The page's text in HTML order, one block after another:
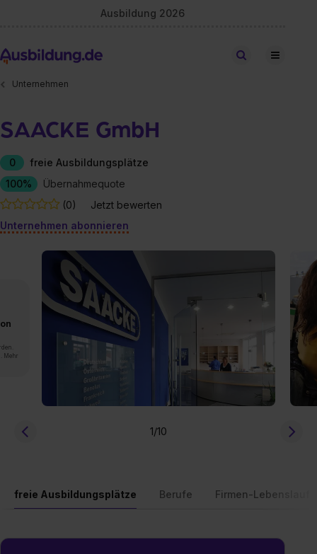
Ausbildung 2026
Stellen finden
Unternehmen
SAACKE GmbH
0
freie Ausbildungsplätze
100%
Übernahmequote
(0)
Jetzt bewerten
Unternehmen abonnieren
Mehr
1/10
freie Ausbildungsplätze Berufe Firmen-Lebenslauf